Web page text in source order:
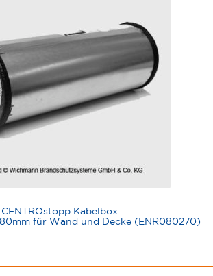
CENTROstopp Kabelbox
für Wand und Decke (ENR080270)